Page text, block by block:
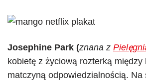
Josephine Park (znana z
kobietę z życiową rozterką między
matczyną odpowiedzialnością. Na